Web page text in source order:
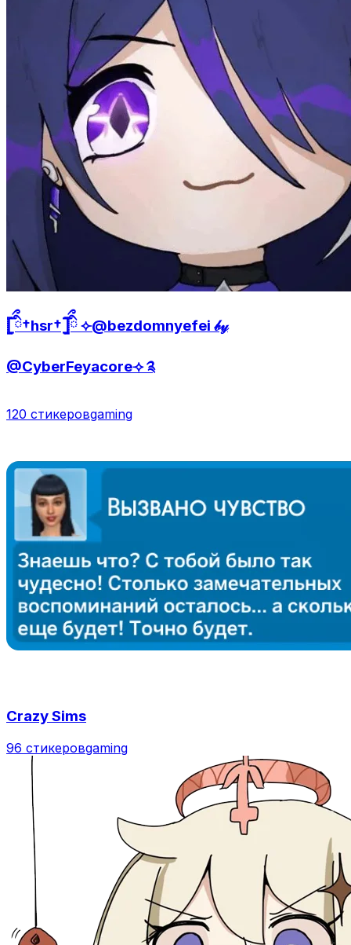
𓊈ིྀ†hsr†𓊉ིྀ ⟣@bezdomnyefei 𝒷𝓎
@CyberFeyacore⟢ ༉
120 стикеровgaming
Crazy Sims
96 стикеровgaming